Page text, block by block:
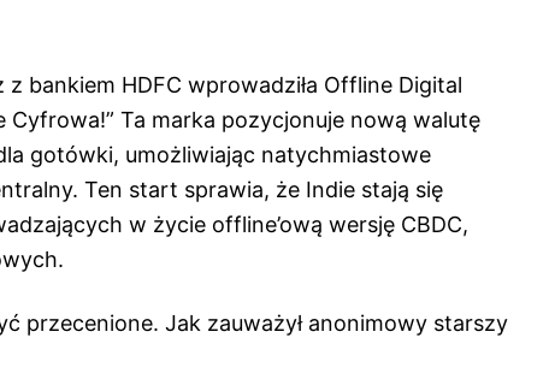
bankiem HDFC wprowadziła Offline Digital
Cyfrowa!” Ta marka pozycjonuje nową walutę
gotówki, umożliwiając natychmiastowe
Ten start sprawia, że Indie stają się
w życie offline’ową wersję CBDC,
przecenione. Jak zauważył anonimowy starszy